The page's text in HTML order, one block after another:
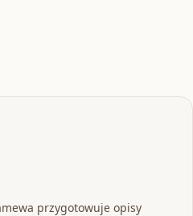
przygotowuje opisy